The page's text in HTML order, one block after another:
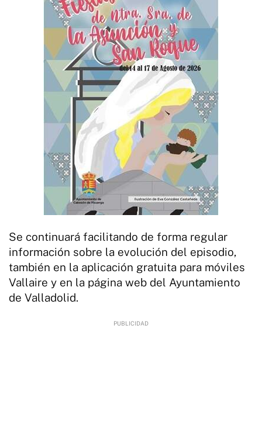
Se continuará facilitando de forma regular
información sobre la evolución del episodio,
también en la aplicación gratuita para móviles
Vallaire y en la página web del Ayuntamiento
de Valladolid.